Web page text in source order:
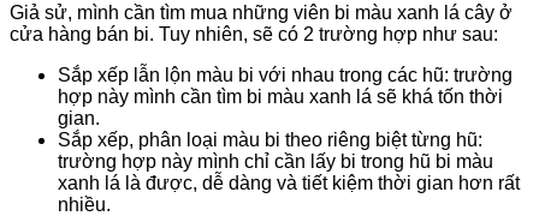
Giả sử, mình cần tìm mua những viên bi màu xanh lá cây ở
cửa hàng bán bi. Tuy nhiên, sẽ có 2 trường hợp như sau:
Sắp xếp lẫn lộn màu bi với nhau trong các hũ: trường
hợp này mình cần tìm bi màu xanh lá sẽ khá tốn thời
gian.
Sắp xếp, phân loại màu bi theo riêng biệt từng hũ:
trường hợp này mình chỉ cần lấy bi trong hũ bi màu
xanh lá là được, dễ dàng và tiết kiệm thời gian hơn rất
nhiều.